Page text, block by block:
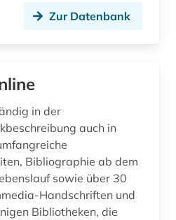
geschichte 1850-1938 (1)
geschichte 1880-1945 (1)
geschichte 1900- (1)
geschichte 1900-2000 (6)
geschichte 1918-1945 (1)
Zur Datenbank
in der
auch in
Bibliographie ab dem
sowie über 30
Handschriften und
Bibliotheken, die